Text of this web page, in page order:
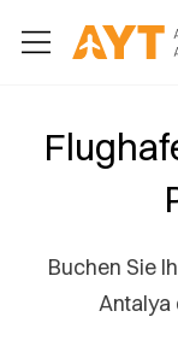
Buchen Sie
Antalya